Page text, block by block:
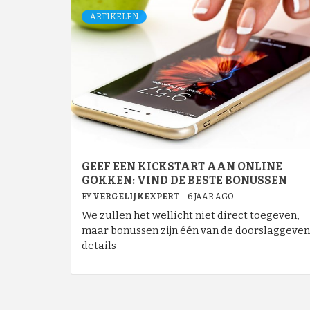
ARTIKELEN
GEEF EEN KICKSTART AAN ONLINE
GOKKEN: VIND DE BESTE BONUSSEN
BY VERGELIJKEXPERT 6 JAAR AGO
We zullen het wellicht niet direct toegeven,
maar bonussen zijn één van de
details